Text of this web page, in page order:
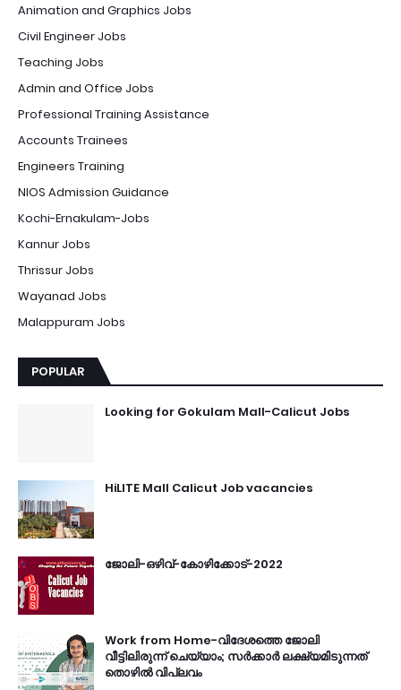
Animation and Graphics Jobs
Civil Engineer Jobs
Teaching Jobs
Admin and Office Jobs
Professional Training Assistance
Accounts Trainees
Engineers Training
NIOS Admission Guidance
Kochi-Ernakulam-Jobs
Kannur Jobs
Thrissur Jobs
Wayanad Jobs
Malappuram Jobs
POPULAR
Looking for Gokulam Mall-Calicut Jobs
HiLITE Mall Calicut Job vacancies
ജോലി-ഒഴിവ്-കോഴിക്കോട്-2022
Work from Home-വിദേശത്തെ ജോലി
വീട്ടിലിരുന്ന് ചെയ്യാം; സർക്കാർ ലക്ഷ്യമിടുന്നത്
തൊഴിൽ വിപ്ലവം